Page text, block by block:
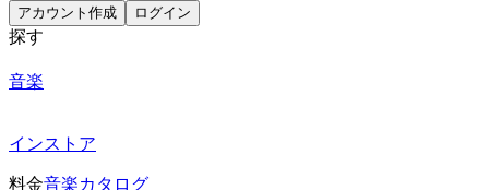
アカウント作成 ログイン
探す
音楽
インストア
料金音楽カタログ